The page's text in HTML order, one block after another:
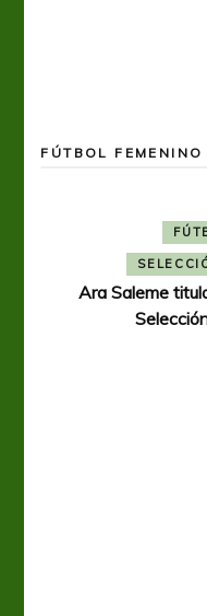
FÚTBOL FEMENINO
Ara Saleme